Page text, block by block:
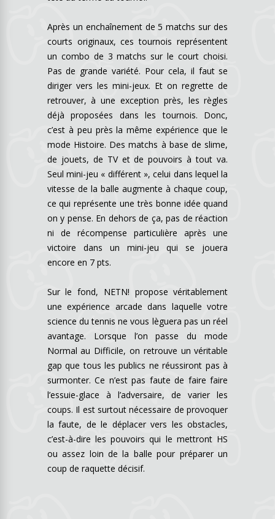
Après un enchaînement de 5 matchs sur des
courts originaux, ces tournois représentent
un combo de 3 matchs sur le court choisi.
Pas de grande variété. Pour cela, il faut se
diriger vers les mini-jeux. Et on regrette de
retrouver, à une exception près, les règles
déjà proposées dans les tournois. Donc,
c’est à peu près la même expérience que le
mode Histoire. Des matchs à base de slime,
de jouets, de TV et de pouvoirs à tout va.
Seul mini-jeu « différent », celui dans lequel la
vitesse de la balle augmente à chaque coup,
ce qui représente une très bonne idée quand
on y pense. En dehors de ça, pas de réaction
ni de récompense particulière après une
victoire dans un mini-jeu qui se jouera
encore en 7 pts.
Sur le fond, NETN! propose véritablement
une expérience arcade dans laquelle votre
science du tennis ne vous lèguera pas un réel
avantage. Lorsque l’on passe du mode
Normal au Difficile, on retrouve un véritable
gap que tous les publics ne réussiront pas à
surmonter. Ce n’est pas faute de faire faire
l’essuie-glace à l’adversaire, de varier les
coups. Il est surtout nécessaire de provoquer
la faute, de le déplacer vers les obstacles,
c’est-à-dire les pouvoirs qui le mettront HS
ou assez loin de la balle pour préparer un
coup de raquette décisif.